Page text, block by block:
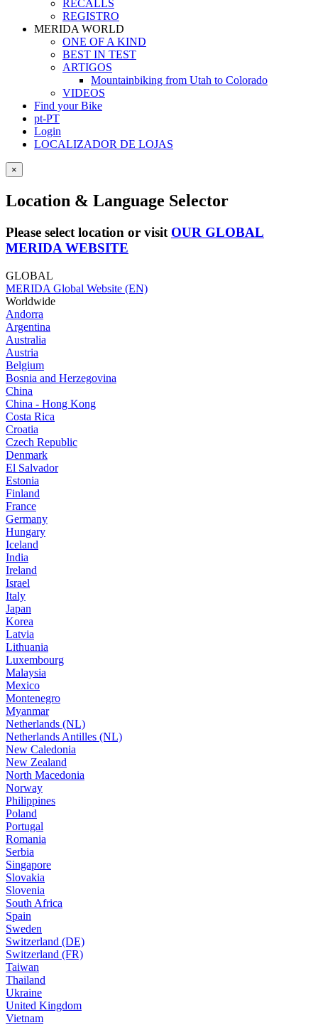
RECALLS
REGISTRO
MERIDA WORLD
ONE OF A KIND
BEST IN TEST
ARTIGOS
Mountainbiking from Utah to Colorado
VIDEOS
Find your Bike
pt-PT
Login
LOCALIZADOR DE LOJAS
×
Location & Language Selector
Please select location or visit OUR GLOBAL
MERIDA WEBSITE
GLOBAL
MERIDA Global Website (EN)
Worldwide
Andorra
Argentina
Australia
Austria
Belgium
Bosnia and Herzegovina
China
China - Hong Kong
Costa Rica
Croatia
Czech Republic
Denmark
El Salvador
Estonia
Finland
France
Germany
Hungary
Iceland
India
Ireland
Israel
Italy
Japan
Korea
Latvia
Lithuania
Luxembourg
Malaysia
Mexico
Montenegro
Myanmar
Netherlands (NL)
Netherlands Antilles (NL)
New Caledonia
New Zealand
North Macedonia
Norway
Philippines
Poland
Portugal
Romania
Serbia
Singapore
Slovakia
Slovenia
South Africa
Spain
Sweden
Switzerland (DE)
Switzerland (FR)
Taiwan
Thailand
Ukraine
United Kingdom
Vietnam